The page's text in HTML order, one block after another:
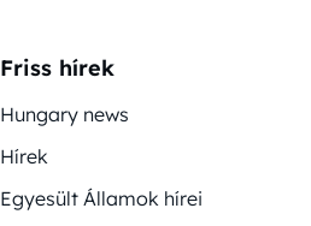
Friss hírek
Hungary news
Hírek
Egyesült Államok hírei